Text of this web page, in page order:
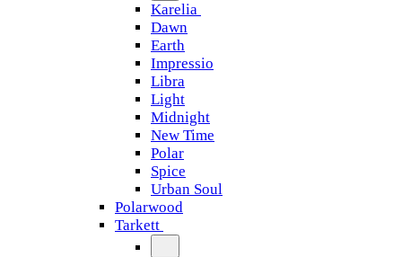
Karelia
Dawn
Earth
Impressio
Libra
Light
Midnight
New Time
Polar
Spice
Urban Soul
Polarwood
Tarkett